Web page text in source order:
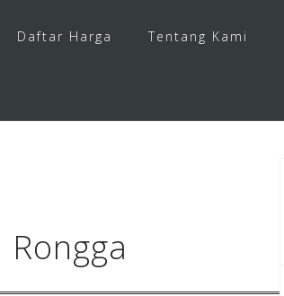
Daftar Harga Tentang Kami